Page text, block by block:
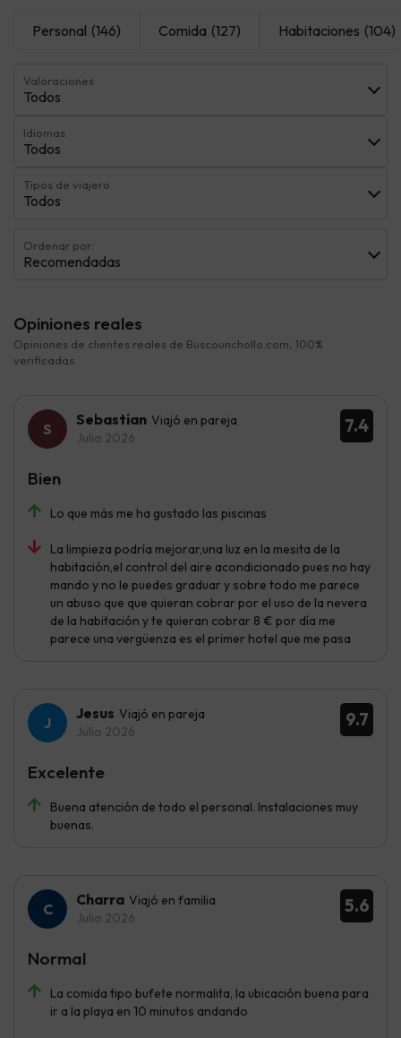
Personal (146) Comida (127) Habitaciones (104)
Valoraciones
Todos
Idiomas
Todos
Tipos de viajero
Todos
Ordenar por:
Recomendadas
Opiniones reales
Opiniones de clientes reales de Buscounchollo.com, 100%
verificadas.
7.4
Sebastian Viajó en pareja
Julio 2026
Lo que más me ha gustado las piscinas
La limpieza podría mejorar,una luz en la mesita de la
habitación,el control del aire acondicionado pues no hay
mando y no le puedes graduar y sobre todo me parece
un abuso que que quieran cobrar por el uso de la nevera
de la habitación y te quieran cobrar 8 € por día me
parece una vergüenza es el primer hotel que me pasa
Bien
9.7
Jesus Viajó en pareja
Julio 2026
Buena atención de todo el personal. Instalaciones muy
buenas.
Excelente
5.6
Charra Viajó en familia
Julio 2026
La comida tipo bufete normalita, la ubicación buena para
ir a la playa en 10 minutos andando
Normal